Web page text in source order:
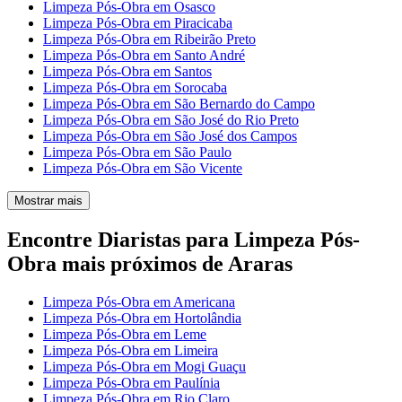
Limpeza Pós-Obra em Osasco
Limpeza Pós-Obra em Piracicaba
Limpeza Pós-Obra em Ribeirão Preto
Limpeza Pós-Obra em Santo André
Limpeza Pós-Obra em Santos
Limpeza Pós-Obra em Sorocaba
Limpeza Pós-Obra em São Bernardo do Campo
Limpeza Pós-Obra em São José do Rio Preto
Limpeza Pós-Obra em São José dos Campos
Limpeza Pós-Obra em São Paulo
Limpeza Pós-Obra em São Vicente
Mostrar mais
Encontre Diaristas para Limpeza Pós-
Obra mais próximos de Araras
Limpeza Pós-Obra em Americana
Limpeza Pós-Obra em Hortolândia
Limpeza Pós-Obra em Leme
Limpeza Pós-Obra em Limeira
Limpeza Pós-Obra em Mogi Guaçu
Limpeza Pós-Obra em Paulínia
Limpeza Pós-Obra em Rio Claro